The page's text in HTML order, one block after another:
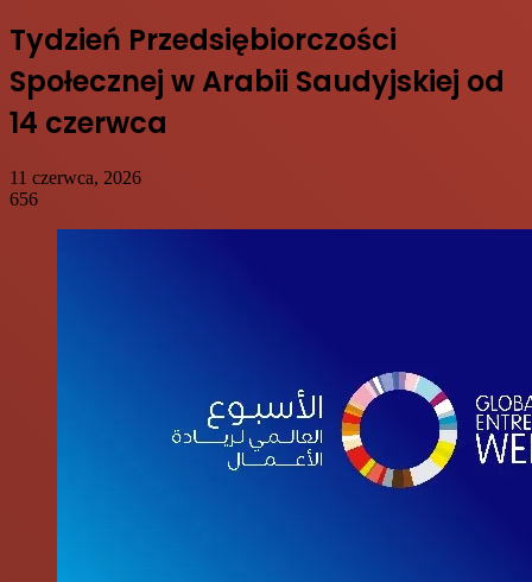
Tydzień Przedsiębiorczości
Społecznej w Arabii Saudyjskiej od
14 czerwca
11 czerwca, 2026
656